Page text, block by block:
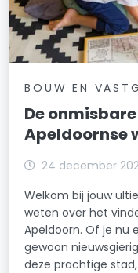
BOUW EN
De
Apeldoornse
24 december
Welkom bij jouw
weten over het
Apeldoorn. Of je nu
gewoon
deze prachtige